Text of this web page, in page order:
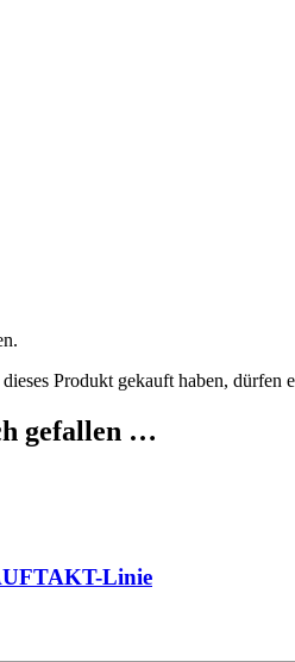
Produkt gekauft haben, dürfen
gefallen …
Linie